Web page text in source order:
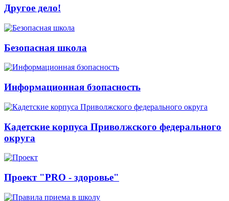
Другое дело!
Безопасная школа
Информационная бзопасность
Кадетские корпуса Приволжского федерального
округа
Проект "PRO - здоровье"